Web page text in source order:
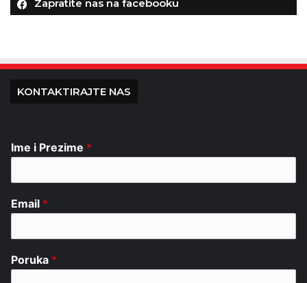
Zapratite nas na facebooku
KONTAKTIRAJTE NAS
Ime i Prezime *
Email *
Poruka *